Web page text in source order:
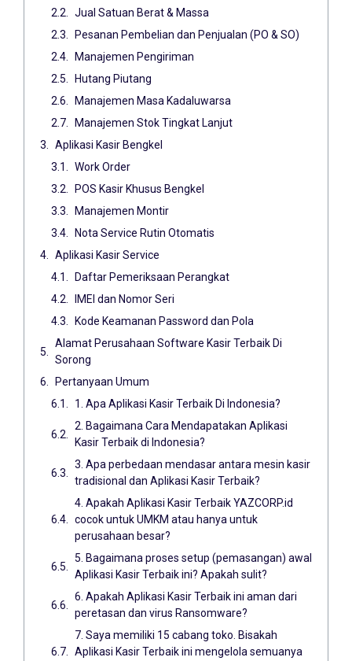
Jual Satuan Berat & Massa
Pesanan Pembelian dan Penjualan (PO & SO)
Manajemen Pengiriman
Hutang Piutang
Manajemen Masa Kadaluwarsa
Manajemen Stok Tingkat Lanjut
Aplikasi Kasir Bengkel
Work Order
POS Kasir Khusus Bengkel
Manajemen Montir
Nota Service Rutin Otomatis
Aplikasi Kasir Service
Daftar Pemeriksaan Perangkat
IMEI dan Nomor Seri
Kode Keamanan Password dan Pola
Alamat Perusahaan Software Kasir Terbaik Di
Sorong
Pertanyaan Umum
1. Apa Aplikasi Kasir Terbaik Di Indonesia?
2. Bagaimana Cara Mendapatakan Aplikasi
Kasir Terbaik di Indonesia?
3. Apa perbedaan mendasar antara mesin kasir
tradisional dan Aplikasi Kasir Terbaik?
4. Apakah Aplikasi Kasir Terbaik YAZCORP.id
cocok untuk UMKM atau hanya untuk
perusahaan besar?
5. Bagaimana proses setup (pemasangan) awal
Aplikasi Kasir Terbaik ini? Apakah sulit?
6. Apakah Aplikasi Kasir Terbaik ini aman dari
peretasan dan virus Ransomware?
7. Saya memiliki 15 cabang toko. Bisakah
Aplikasi Kasir Terbaik ini mengelola semuanya